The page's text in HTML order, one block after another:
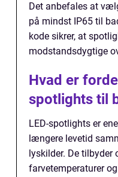
Det anbefales at
på mindst IP65 til
kode sikrer, at
modstandsdygtige
Hvad er
spotlights til
LED-spotlights er
længere levetid
lyskilder. De
farvetemperaturer